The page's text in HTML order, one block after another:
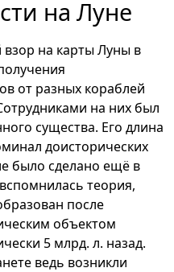
на Луне
на карты Луны в
от разных кораблей
на них был
существа. Его длина
доисторических
было сделано ещё в
теория,
после
объектом
5 млрд. л. назад.
ведь возникли